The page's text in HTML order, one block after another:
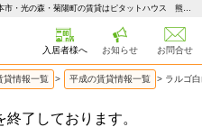
ラルゴ白山通り平成の2LDK賃貸アパート | 熊本県熊本市・光の森・菊陽町の賃貸はピタットハウス 熊本賃貸サポート
入居者様へ お知らせ お問合せ
貸情報一覧 > 平成の賃貸情報一覧 > ラルゴ
了しております。